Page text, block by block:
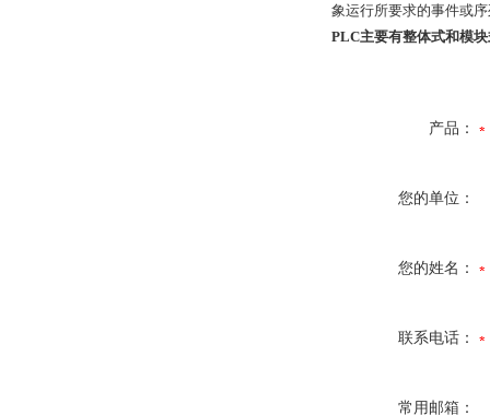
象运行所要求的事件或
PLC主要有整体式和模
产品：
您的单位：
您的姓名：
联系电话：
常用邮箱：